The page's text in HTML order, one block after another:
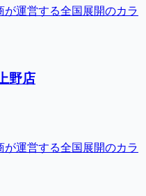
運営する全国展開のカラ
野店
運営する全国展開のカラ